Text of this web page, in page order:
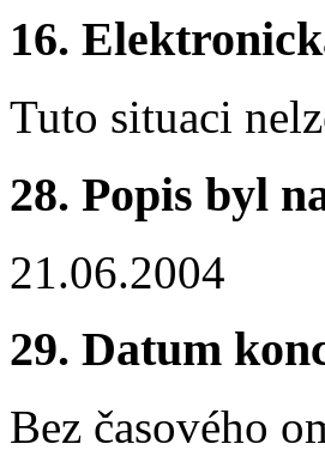
16.
Tuto situaci
28. Popis byl
21.06.2004
29. Datum
Bez časového